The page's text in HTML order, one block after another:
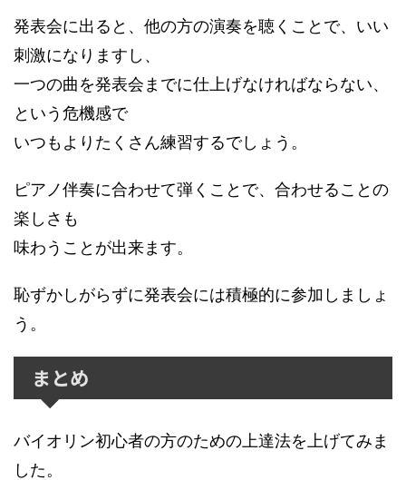
発表会に出ると、他の方の演奏を聴くことで、いい
刺激になりますし、
一つの曲を発表会までに仕上げなければならない、
という危機感で
いつもよりたくさん練習するでしょう。
ピアノ伴奏に合わせて弾くことで、合わせることの
楽しさも
味わうことが出来ます。
恥ずかしがらずに発表会には積極的に参加しましょ
う。
まとめ
バイオリン初心者の方のための上達法を上げてみま
した。